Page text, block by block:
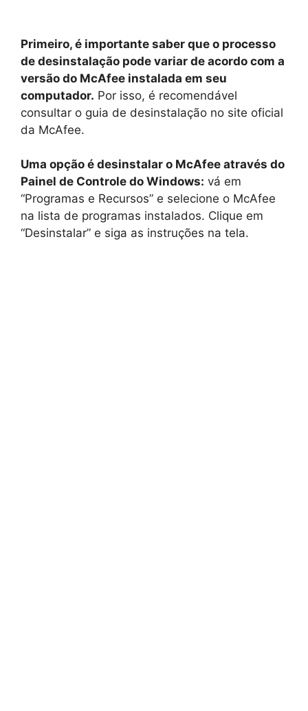
Primeiro, é importante saber que o processo
de desinstalação pode variar de acordo com a
versão do McAfee instalada em seu
computador. Por isso, é recomendável
consultar o guia de desinstalação no site oficial
da McAfee.
Uma opção é desinstalar o McAfee através do
Painel de Controle do Windows: vá em
“Programas e Recursos” e selecione o McAfee
na lista de programas instalados. Clique em
“Desinstalar” e siga as instruções na tela.